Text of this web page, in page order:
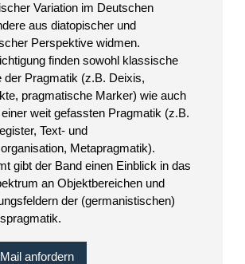
Variation im Deutschen
aus diatopischer und
Perspektive widmen.
finden sowohl klassische
der Pragmatik (z.B. Deixis,
pragmatische Marker) wie auch
weit gefassten Pragmatik (z.B.
Text- und
Metapragmatik).
gibt der Band einen Einblick in das
an Objektbereichen und
der (germanistischen)
anfordern